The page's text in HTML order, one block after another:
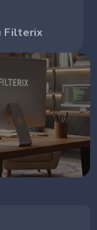
Filterix